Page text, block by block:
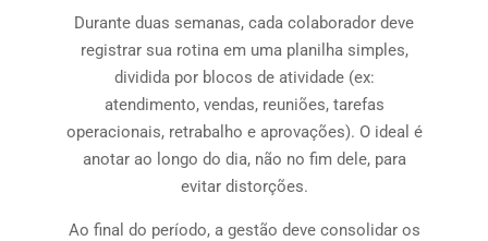
Durante duas semanas, cada colaborador deve
registrar sua rotina em uma planilha simples,
dividida por blocos de atividade (ex:
atendimento, vendas, reuniões, tarefas
operacionais, retrabalho e aprovações). O ideal é
anotar ao longo do dia, não no fim dele, para
evitar distorções.
Ao final do período, a gestão deve consolidar os